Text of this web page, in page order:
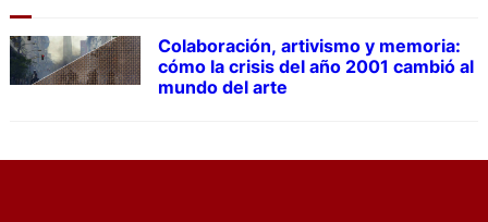
Colaboración, artivismo y memoria:
cómo la crisis del año 2001 cambió al
mundo del arte